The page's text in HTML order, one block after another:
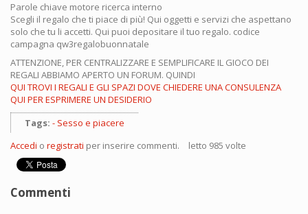
Parole chiave motore ricerca interno
Scegli il regalo che ti piace di più! Qui oggetti e servizi che aspettano
solo che tu li accetti. Qui puoi depositare il tuo regalo. codice
campagna qw3regalobuonnatale
ATTENZIONE, PER CENTRALIZZARE E SEMPLIFICARE IL GIOCO DEI
REGALI ABBIAMO APERTO UN FORUM. QUINDI
QUI TROVI I REGALI E GLI SPAZI DOVE CHIEDERE UNA CONSULENZA
QUI PER ESPRIMERE UN DESIDERIO
Tags:
Sesso e piacere
Accedi o registrati per inserire commenti. letto 985 volte
Commenti